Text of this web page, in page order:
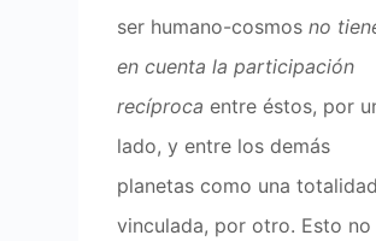
ser humano-cosmos no
en cuenta la participación
recíproca entre éstos, por
lado, y entre los demás
planetas como una totalidad
vinculada, por otro. Esto no